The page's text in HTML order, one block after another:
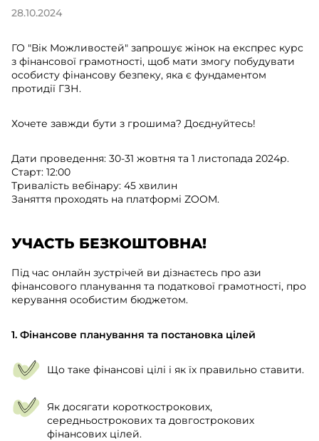
28.10.2024
ГО "Вік Можливостей" запрошує жінок на експрес курс
з фінансової грамотності, щоб мати змогу побудувати
особисту фінансову безпеку, яка є фундаментом
протидії ГЗН.
Хочете завжди бути з грошима? Доєднуйтесь!
Дати проведення: 30-31 жовтня та 1 листопада 2024р.
Старт: 12:00
Тривалість вебінару: 45 хвилин
Заняття проходять на платформі ZOOM.
УЧАСТЬ БЕЗКОШТОВНА!
Під час онлайн зустрічей ви дізнаєтесь про ази
фінансового планування та податкової грамотності, про
керування особистим бюджетом.
1. Фінансове планування та постановка цілей
Що таке фінансові цілі і як їх правильно ставити.
Як досягати короткострокових,
середньострокових та довгострокових
фінансових цілей.